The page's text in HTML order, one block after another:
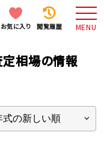
お気に入り 閲覧履歴 MENU
相場の情報